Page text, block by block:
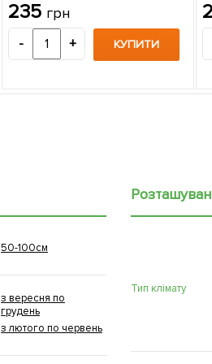
саджанець в упаковці
235 грн
- + КУПИТИ
50-100см
з вересня по
грудень
з лютого по червень
Тип клімату